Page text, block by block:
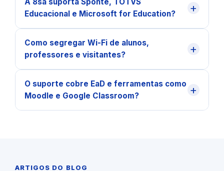
Educacional e Microsoft for Education?
+
Como segregar Wi-Fi de alunos,
professores e visitantes?
+
O suporte cobre EaD e ferramentas como
Moodle e Google Classroom?
+
ARTIGOS DO BLOG